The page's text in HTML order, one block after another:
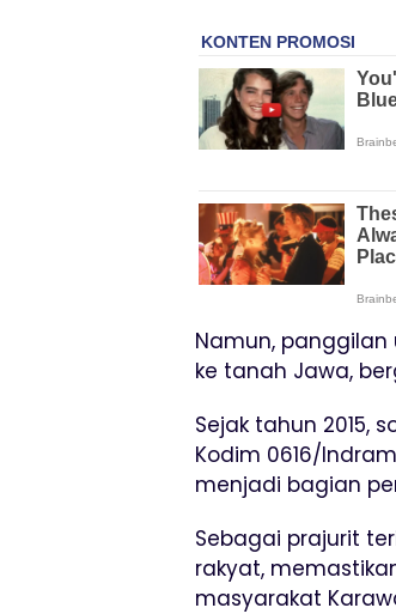
Namun,
ke tanah Jawa,
Sejak tahun 2015,
Kodim 0616/
menjadi bagian
Sebagai prajurit
rakyat,
masyarakat